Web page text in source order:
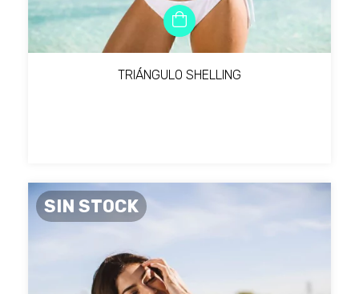
TRIÁNGULO SHELLING
SIN STOCK